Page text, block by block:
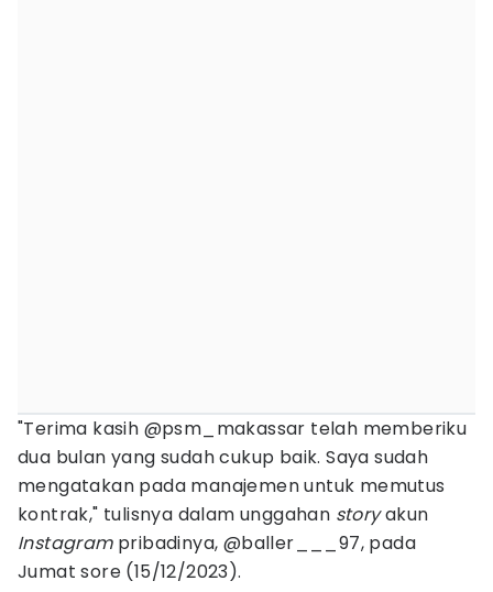
"Terima kasih @psm_makassar telah memberiku
dua bulan yang sudah cukup baik. Saya sudah
mengatakan pada manajemen untuk memutus
kontrak," tulisnya dalam unggahan storyakun
Instagrampribadinya, @baller___97, pada
Jumat sore (15/12/2023).